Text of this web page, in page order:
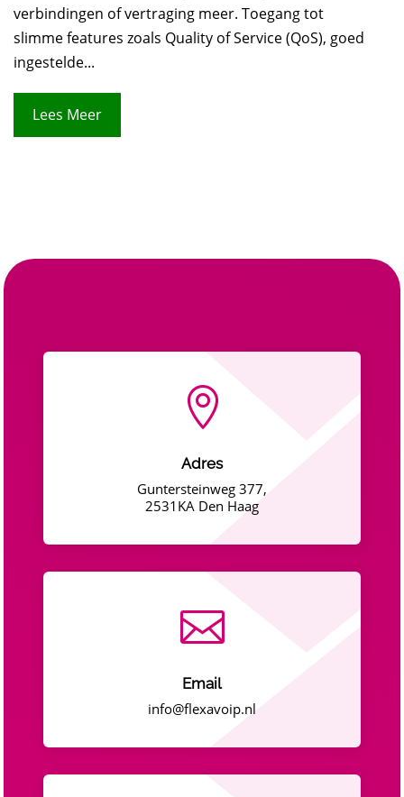
verbindingen of vertraging meer. Toegang tot
slimme features zoals Quality of Service (QoS), goed
ingestelde...
Lees Meer

Adres
Guntersteinweg 377,
2531KA Den Haag

Email
info@flexavoip.nl